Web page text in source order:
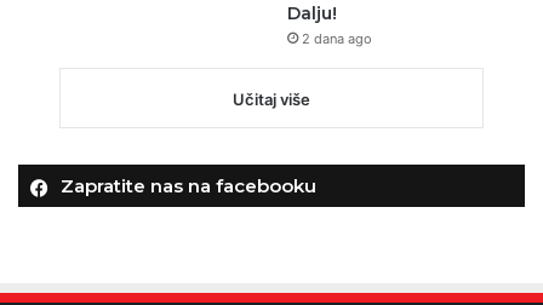
Dalju!
2 dana ago
Učitaj više
Zapratite nas na facebooku